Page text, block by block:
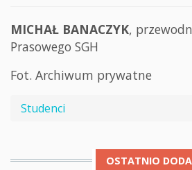
MICHAŁ BANACZYK,
Prasowego SGH
Fot. Archiwum prywatne
Studenci
OSTATNIO